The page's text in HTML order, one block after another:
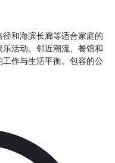
和海滨长廊等适合家庭的
活动。邻近潮流、餐馆和
作与生活平衡。包容的公